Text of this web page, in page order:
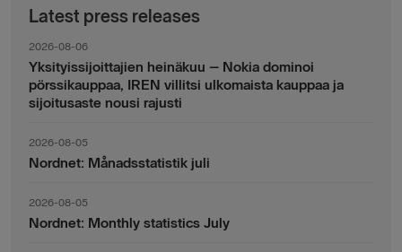
Latest press releases
2026-08-06
Yksityissijoittajien heinäkuu – Nokia dominoi
pörssikauppaa, IREN villitsi ulkomaista kauppaa ja
sijoitusaste nousi rajusti
2026-08-05
Nordnet: Månadsstatistik juli
2026-08-05
Nordnet: Monthly statistics July